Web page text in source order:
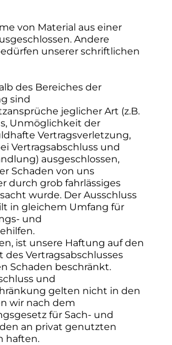
von Material aus einer
Andere
unserer schriftlichen
des Bereiches der
sind
jeglicher Art (z.B.
Unmöglichkeit der
Vertragsverletzung,
Vertragsabschluss und
ausgeschlossen,
Schaden von uns
durch grob fahrlässiges
wurde. Der Ausschluss
in gleichem Umfang für
und
ist unsere Haftung auf den
Vertragsabschlusses
Schaden beschränkt.
und
gelten nicht in den
wir nach dem
für Sach- und
an privat genutzten
haften.